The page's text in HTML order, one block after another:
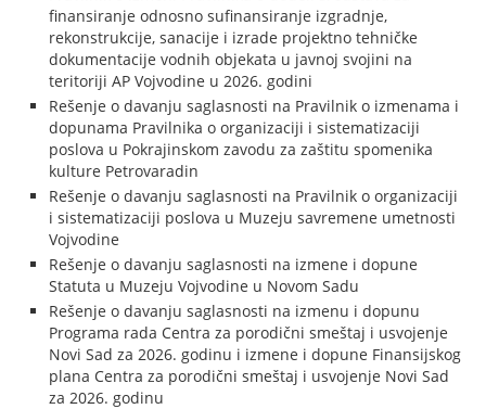
finansiranje odnosno sufinansiranje izgradnje,
rekonstrukcije, sanacije i izrade projektno tehničke
dokumentacije vodnih objekata u javnoj svojini na
teritoriji AP Vojvodine u 2026. godini
Rešenje o davanju saglasnosti na Pravilnik o izmenama i
dopunama Pravilnika o organizaciji i sistematizaciji
poslova u Pokrajinskom zavodu za zaštitu spomenika
kulture Petrovaradin
Rešenje o davanju saglasnosti na Pravilnik o organizaciji
i sistematizaciji poslova u Muzeju savremene umetnosti
Vojvodine
Rešenje o davanju saglasnosti na izmene i dopune
Statuta u Muzeju Vojvodine u Novom Sadu
Rešenje o davanju saglasnosti na izmenu i dopunu
Programa rada Centra za porodični smeštaj i usvojenje
Novi Sad za 2026. godinu i izmene i dopune Finansijskog
plana Centra za porodični smeštaj i usvojenje Novi Sad
za 2026. godinu